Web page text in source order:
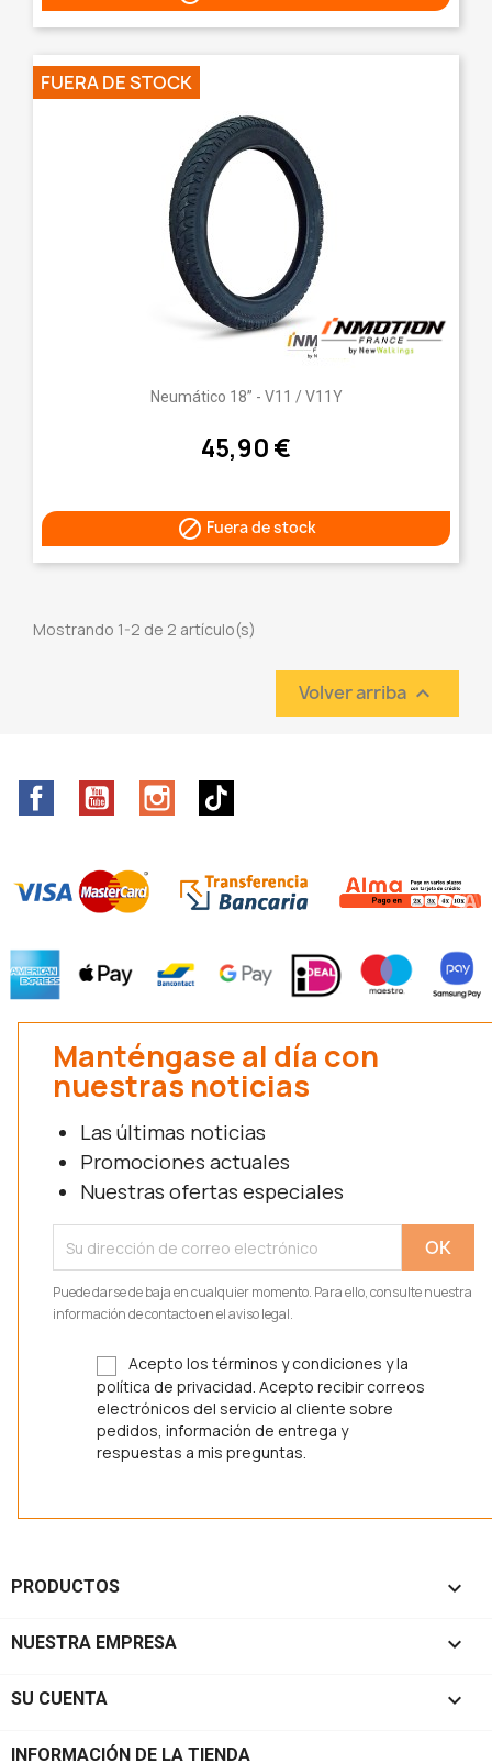
Neumático 18” - V11 / V11Y
45,90 €
 Fuera de stock
FUERA DE STOCK
Mostrando 1-2 de 2 artículo(s)
Volver arriba 
FacebookYouTube Instagram
Manténgase al día con
nuestras noticias
Las últimas noticias
Promociones actuales
Nuestras ofertas especiales
Puede darse de baja en cualquier momento. Para ello, consulte nuestra
información de contacto en el aviso legal.
Acepto los términos y condiciones y la
política de privacidad. Acepto recibir correos
electrónicos del servicio al cliente sobre
pedidos, información de entrega y
respuestas a mis preguntas.
PRODUCTOS 
NUESTRA EMPRESA 
SU CUENTA 
INFORMACIÓN DE LA TIENDA